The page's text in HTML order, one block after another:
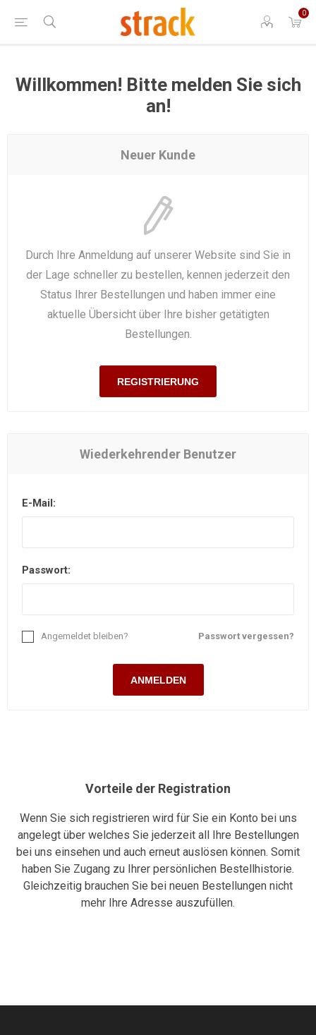
0
Willkommen! Bitte melden Sie sich
an!
Neuer Kunde
Durch Ihre Anmeldung auf unserer Website sind Sie in
der Lage schneller zu bestellen, kennen jederzeit den
Status Ihrer Bestellungen und haben immer eine
aktuelle Übersicht über Ihre bisher getätigten
Bestellungen.
REGISTRIERUNG
Wiederkehrender Benutzer
E-Mail:
Passwort:
Passwort vergessen?
Angemeldet bleiben?
ANMELDEN
Vorteile der Registration
Wenn Sie sich registrieren wird für Sie ein Konto bei uns
angelegt über welches Sie jederzeit all Ihre Bestellungen
bei uns einsehen und auch erneut auslösen können. Somit
haben Sie Zugang zu Ihrer persönlichen Bestellhistorie.
Gleichzeitig brauchen Sie bei neuen Bestellungen nicht
mehr Ihre Adresse auszufüllen.